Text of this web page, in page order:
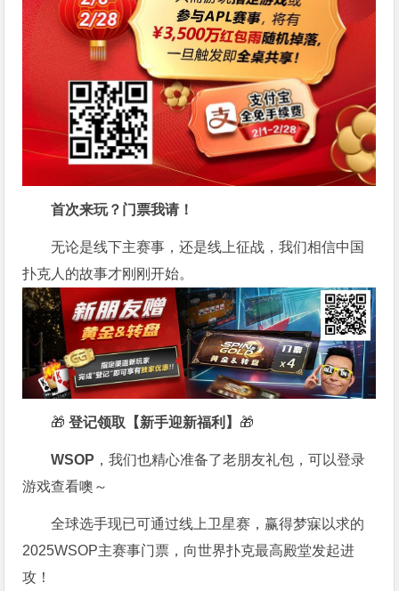
首次来玩？门票我请！
无论是线下主赛事，还是线上征战，我们相信中国
扑克人的故事才刚刚开始。
🎁 登记领取【新手迎新福利】 🎁
WSOP ，我们也精心准备了老朋友礼包，可以登录
游戏查看噢～
全球选手现已可通过线上卫星赛，赢得梦寐以求的
2025WSOP主赛事门票，向世界扑克最高殿堂发起进
攻！